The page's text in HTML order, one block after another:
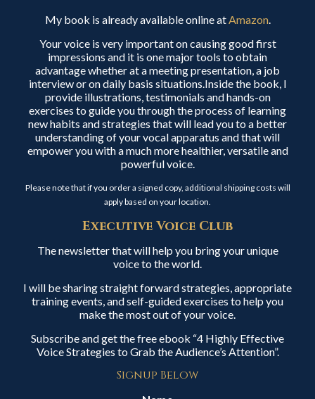
My book is already available online atAmazon.
Your voice is very important on causing good first
impressions and it is one major tools to obtain
advantage whether at a meeting presentation, a job
interview or on daily basis situations.Inside the book, I
provide illustrations, testimonials and hands-on
exercises to guide you through the process of learning
new habits and strategies that will lead you to a better
understanding of your vocal apparatus and that will
empower you with a much more healthier, versatile and
powerful voice.
Please note that if you order a signed copy, additional shipping costs will
apply based on your location.
Executive Voice Club
The newsletter that will help you bring your unique
voice to the world.
I will be sharing straight forward strategies, appropriate
training events, and self-guided exercises to help you
make the most out of your voice.
Subscribe and get the free ebook “4 Highly Effective
Voice Strategies to Grab the Audience’s Attention”.
Signup Below